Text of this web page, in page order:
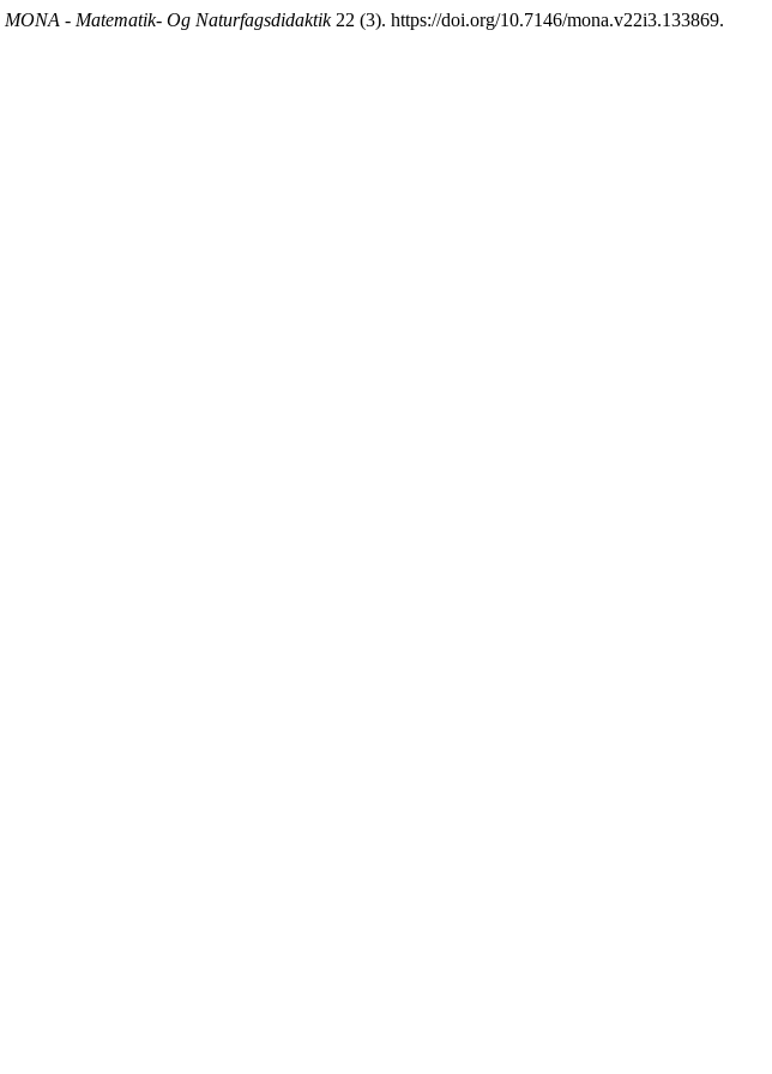
MONA - Matematik- Og Naturfagsdidaktik22 (3). https://doi.org/10.7146/mona.v22i3.133869.